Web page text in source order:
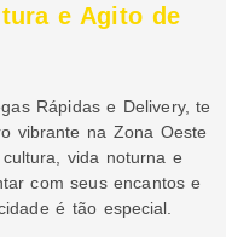
e Agito de
Rápidas e Delivery, te
vibrante na Zona Oeste
vida noturna e
com seus encantos e
é tão especial.